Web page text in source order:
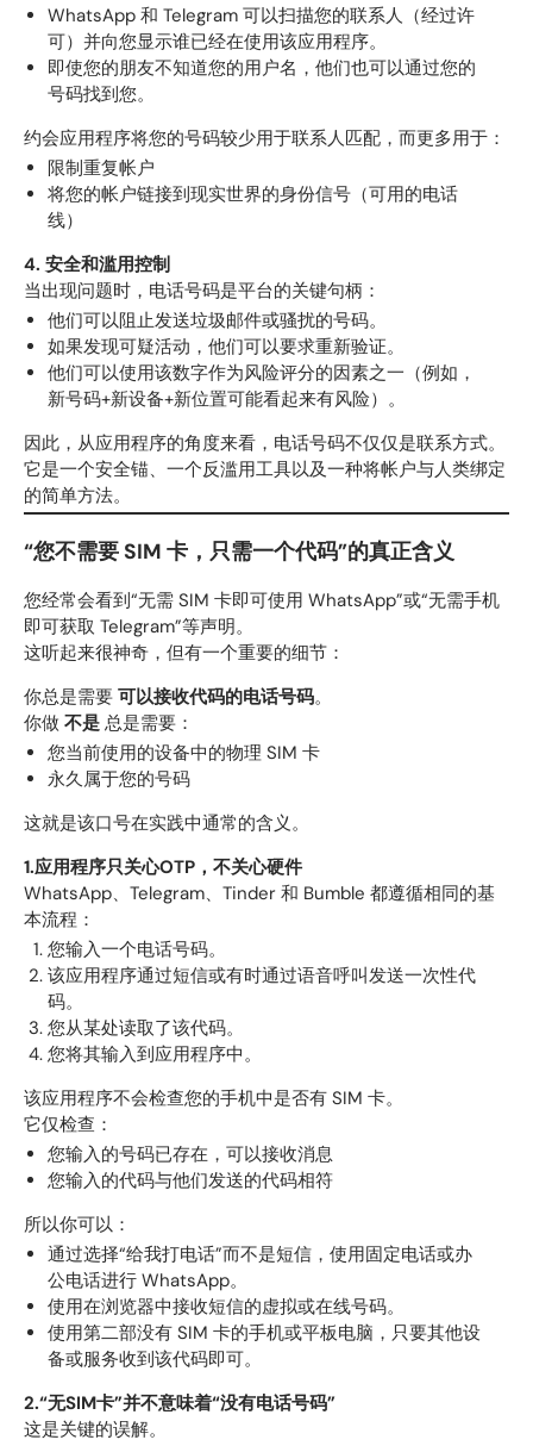
WhatsApp 和 Telegram 可以扫描您的联系人（经过许
可）并向您显示谁已经在使用该应用程序。
即使您的朋友不知道您的用户名，他们也可以通过您的
号码找到您。
约会应用程序将您的号码较少用于联系人匹配，而更多用于：
限制重复帐户
将您的帐户链接到现实世界的身份信号（可用的电话
线）
4. 安全和滥用控制
当出现问题时，电话号码是平台的关键句柄：
他们可以阻止发送垃圾邮件或骚扰的号码。
如果发现可疑活动，他们可以要求重新验证。
他们可以使用该数字作为风险评分的因素之一（例如，
新号码+新设备+新位置可能看起来有风险）。
因此，从应用程序的角度来看，电话号码不仅仅是联系方式。
它是一个安全锚、一个反滥用工具以及一种将帐户与人类绑定
的简单方法。
“您不需要 SIM 卡，只需一个代码”的真正含义
您经常会看到“无需 SIM 卡即可使用 WhatsApp”或“无需手机
即可获取 Telegram”等声明。
这听起来很神奇，但有一个重要的细节：
你总是需要 可以接收代码的电话号码。
你做 不是 总是需要：
您当前使用的设备中的物理 SIM 卡
永久属于您的号码
这就是该口号在实践中通常的含义。
1.应用程序只关心OTP，不关心硬件
WhatsApp、Telegram、Tinder 和 Bumble 都遵循相同的基
本流程：
您输入一个电话号码。
该应用程序通过短信或有时通过语音呼叫发送一次性代
码。
您从某处读取了该代码。
您将其输入到应用程序中。
该应用程序不会检查您的手机中是否有 SIM 卡。
它仅检查：
您输入的号码已存在，可以接收消息
您输入的代码与他们发送的代码相符
所以你可以：
通过选择“给我打电话”而不是短信，使用固定电话或办
公电话进行 WhatsApp。
使用在浏览器中接收短信的虚拟或在线号码。
使用第二部没有 SIM 卡的手机或平板电脑，只要其他设
备或服务收到该代码即可。
2.“无SIM卡”并不意味着“没有电话号码”
这是关键的误解。